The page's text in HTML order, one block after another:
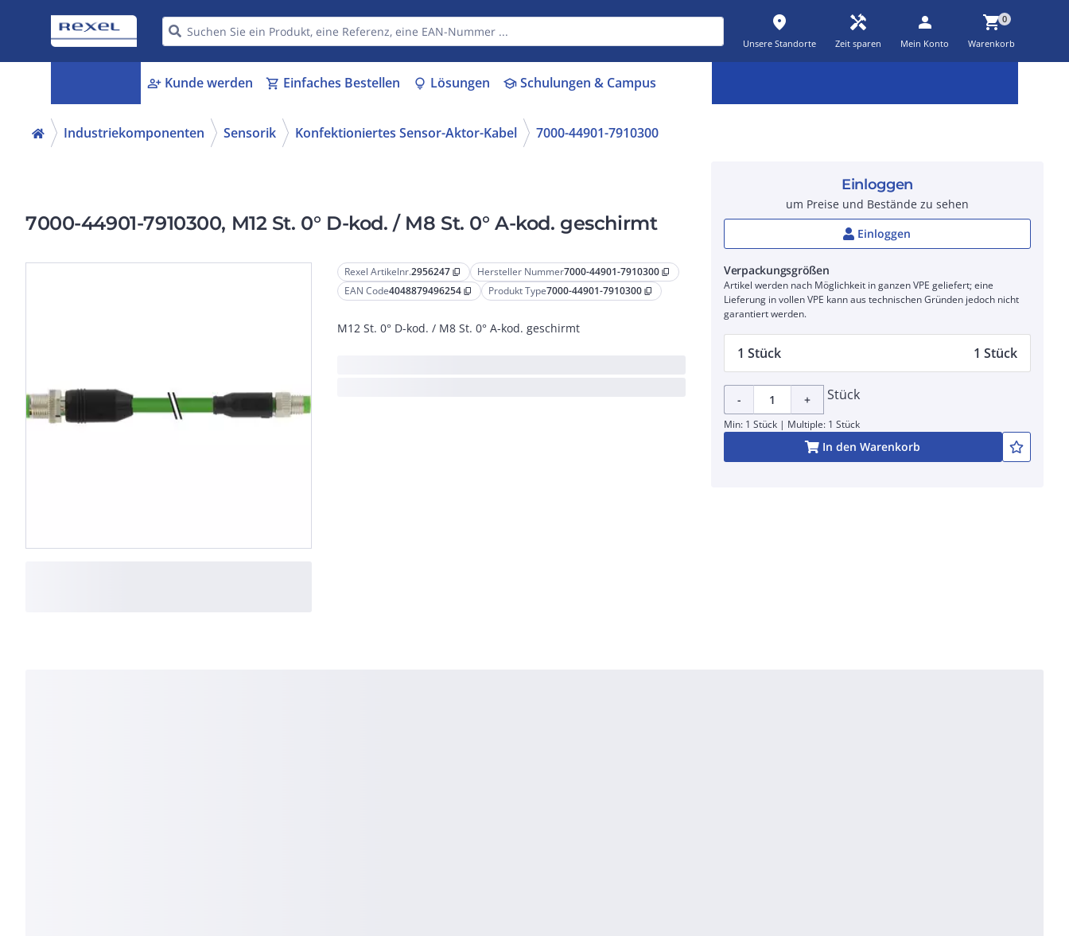
place
Unsere Standorte
handyman
Zeit sparen
person
Mein Konto
shopping_cart0
Warenkorb
person_add Kunde werden shopping_cart Einfaches Bestellen lightbulb Lösungen schoolSchulungen & Campus
Industriekomponenten Sensorik Konfektioniertes Sensor-Aktor-Kabel 7000-44901-7910300
7000-44901-7910300, M12 St. 0° D-kod. / M8 St. 0° A-kod. geschirmt
Rexel Artikelnr.2956247 content_copy Hersteller Nummer7000-44901-7910300 content_copy
EAN Code4048879496254 content_copy Produkt Type7000-44901-7910300 content_copy
M12 St. 0° D-kod. / M8 St. 0° A-kod. geschirmt
Einloggen
um Preise und Bestände zu sehen
Einloggen
Verpackungsgrößen
Artikel werden nach Möglichkeit in ganzen VPE geliefert; eine
Lieferung in vollen VPE kann aus technischen Gründen jedoch nicht
garantiert werden.
1 Stück 1 Stück
- + Stück
Min: 1 Stück | Multiple: 1 Stück
In den Warenkorb